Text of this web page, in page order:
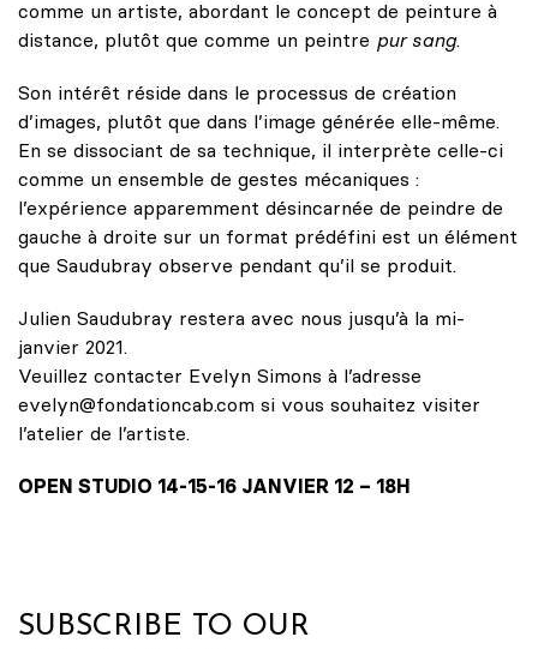
comme un artiste, abordant le concept de peinture à
distance, plutôt que comme un peintre pur sang.
Son intérêt réside dans le processus de création
d’images, plutôt que dans l’image générée elle-même.
En se dissociant de sa technique, il interprète celle-ci
comme un ensemble de gestes mécaniques :
l’expérience apparemment désincarnée de peindre de
gauche à droite sur un format prédéfini est un élément
que Saudubray observe pendant qu’il se produit.
Julien Saudubray restera avec nous jusqu’à la mi-
janvier 2021.
Veuillez contacter Evelyn Simons à l’adresse
evelyn@fondationcab.com si vous souhaitez visiter
l’atelier de l’artiste.
OPEN STUDIO 14-15-16 JANVIER 12 – 18H
SUBSCRIBE TO OUR